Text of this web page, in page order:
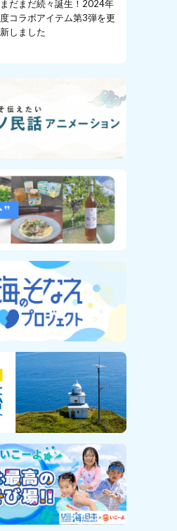
まだまだ続々誕生！2024年
度コラボアイテム第3弾を更
新しました